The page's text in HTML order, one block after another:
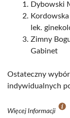
Dybowski
lek.
Zimny
Gabinet
Ostateczny
indywidualnych
Więcej Informacji